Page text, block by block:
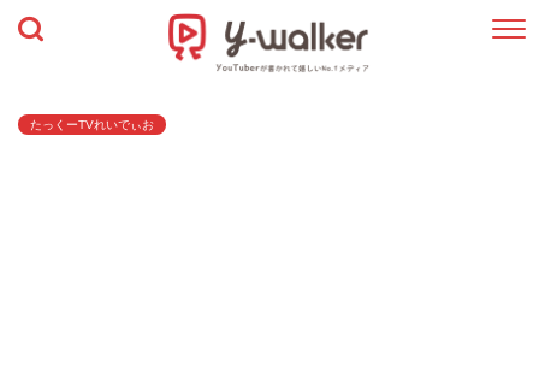
たっくーTVれいでぃお